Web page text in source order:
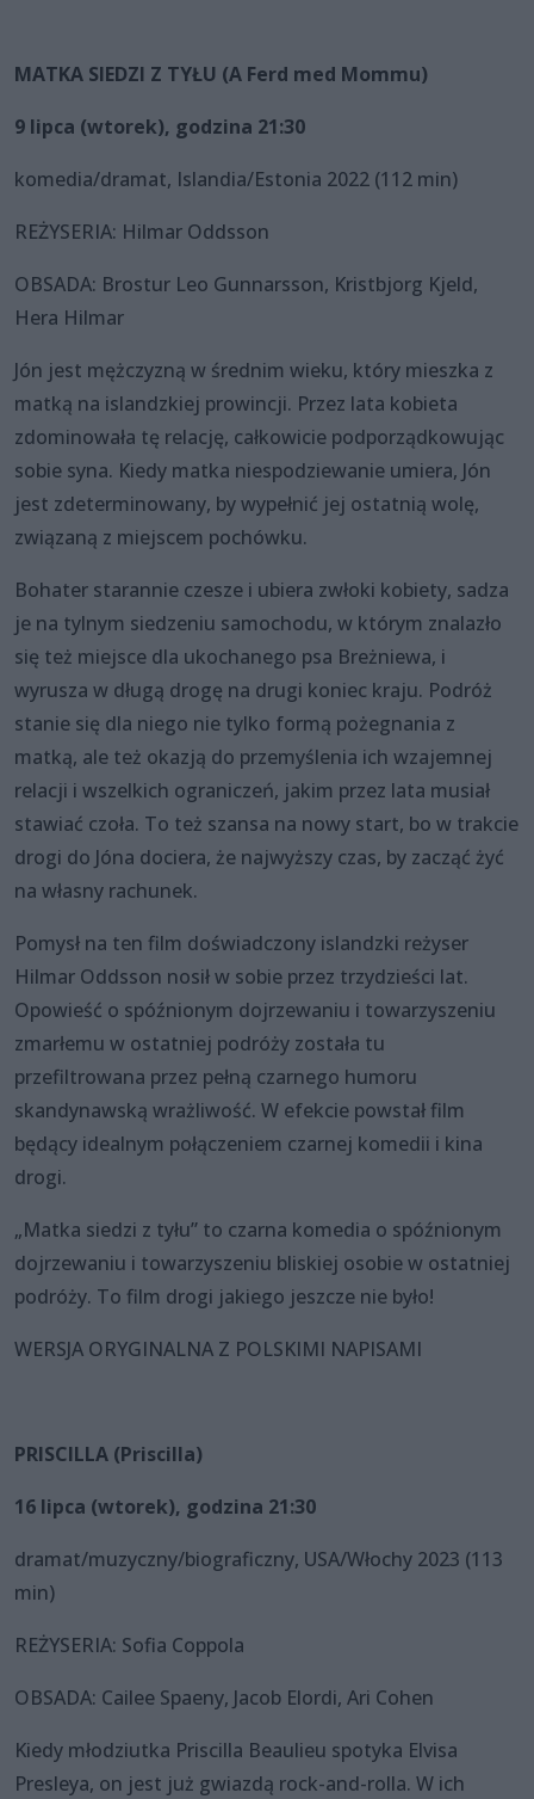
MATKA SIEDZI Z TYŁU (A Ferd med Mommu)
9 lipca (wtorek), godzina 21:30
komedia/dramat, Islandia/Estonia 2022 (112 min)
REŻYSERIA: Hilmar Oddsson
OBSADA: Brostur Leo Gunnarsson, Kristbjorg Kjeld,
Hera Hilmar
Jón jest mężczyzną w średnim wieku, który mieszka z
matką na islandzkiej prowincji. Przez lata kobieta
zdominowała tę relację, całkowicie podporządkowując
sobie syna. Kiedy matka niespodziewanie umiera, Jón
jest zdeterminowany, by wypełnić jej ostatnią wolę,
związaną z miejscem pochówku.
Bohater starannie czesze i ubiera zwłoki kobiety, sadza
je na tylnym siedzeniu samochodu, w którym znalazło
się też miejsce dla ukochanego psa Breżniewa, i
wyrusza w długą drogę na drugi koniec kraju. Podróż
stanie się dla niego nie tylko formą pożegnania z
matką, ale też okazją do przemyślenia ich wzajemnej
relacji i wszelkich ograniczeń, jakim przez lata musiał
stawiać czoła. To też szansa na nowy start, bo w trakcie
drogi do Jóna dociera, że najwyższy czas, by zacząć żyć
na własny rachunek.
Pomysł na ten film doświadczony islandzki reżyser
Hilmar Oddsson nosił w sobie przez trzydzieści lat.
Opowieść o spóźnionym dojrzewaniu i towarzyszeniu
zmarłemu w ostatniej podróży została tu
przefiltrowana przez pełną czarnego humoru
skandynawską wrażliwość. W efekcie powstał film
będący idealnym połączeniem czarnej komedii i kina
drogi.
„Matka siedzi z tyłu” to czarna komedia o spóźnionym
dojrzewaniu i towarzyszeniu bliskiej osobie w ostatniej
podróży. To film drogi jakiego jeszcze nie było!
WERSJA ORYGINALNA Z POLSKIMI NAPISAMI
PRISCILLA (Priscilla)
16 lipca (wtorek), godzina 21:30
dramat/muzyczny/biograficzny, USA/Włochy 2023 (113
min)
REŻYSERIA: Sofia Coppola
OBSADA: Cailee Spaeny, Jacob Elordi, Ari Cohen
Kiedy młodziutka Priscilla Beaulieu spotyka Elvisa
Presleya, on jest już gwiazdą rock-and-rolla. W ich